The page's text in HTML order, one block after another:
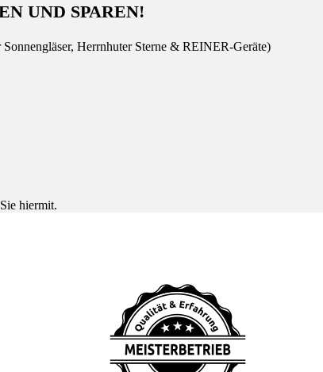
UND SPAREN!
Herrnhuter Sterne & REINER-Geräte)
hiermit.